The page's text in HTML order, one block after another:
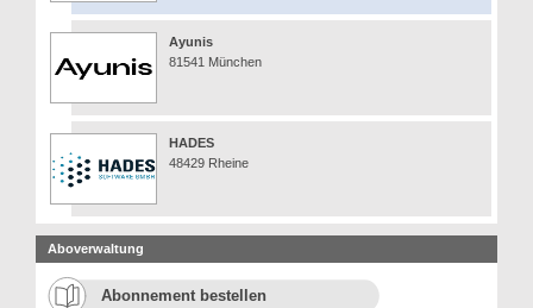
Ayunis
81541 München
HADES
48429 Rheine
Aboverwaltung
Abonnement bestellen